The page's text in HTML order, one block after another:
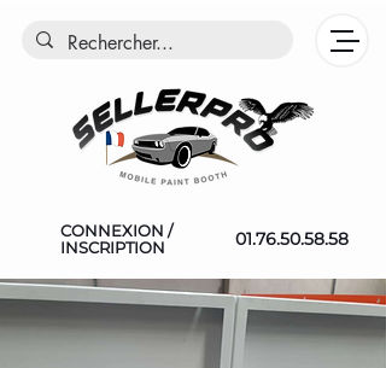
CONNEXION /
INSCRIPTION
01.76.50.58.58